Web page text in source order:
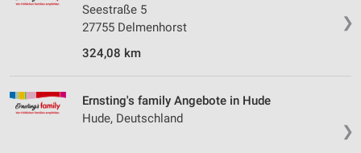
❯
Seestraße 5
27755 Delmenhorst
324,08 km
❯
Ernsting's family Angebote in Hude
Hude, Deutschland